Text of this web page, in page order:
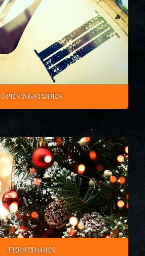
OPENINGSTIJDEN
FEESTDAGEN